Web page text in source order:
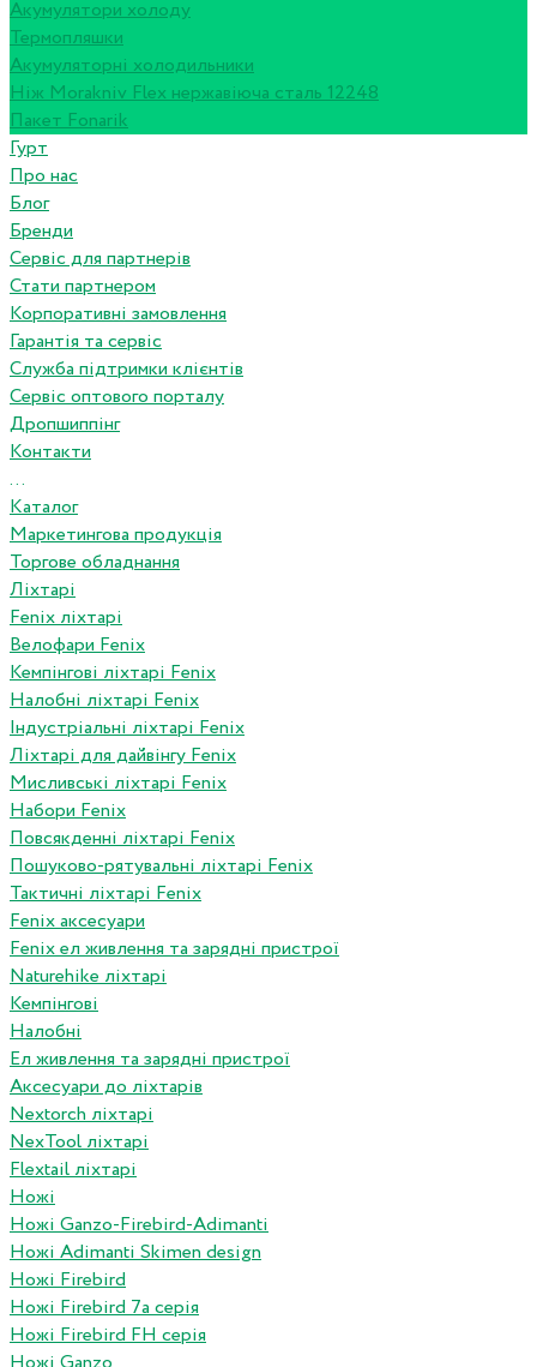
Акумулятори холоду
Термопляшки
Акумуляторні холодильники
Ніж Morakniv Flex нержавіюча сталь 12248
Пакет Fonarik
Гурт
Про нас
Блог
Бренди
Сервіс для партнерів
Стати партнером
Корпоративні замовлення
Гарантія та сервіс
Служба підтримки клієнтів
Сервіс оптового порталу
Дропшиппінг
Контакти
...
Каталог
Маркетингова продукція
Торгове обладнання
Ліхтарі
Fenix ліхтарі
Велофари Fenix
Кемпінгові ліхтарі Fenix
Налобні ліхтарі Fenix
Індустріальні ліхтарі Fenix
Ліхтарі для дайвінгу Fenix
Мисливські ліхтарі Fenix
Набори Fenix
Повсякденні ліхтарі Fenix
Пошуково-рятувальні ліхтарі Fenix
Тактичні ліхтарі Fenix
Fenix аксесуари
Fenix ел живлення та зарядні пристрої
Naturehike ліхтарі
Кемпінгові
Налобні
Ел живлення та зарядні пристрої
Аксесуари до ліхтарів
Nextorch ліхтарі
NexTool ліхтарі
Flextail ліхтарі
Ножі
Ножі Ganzo-Firebird-Adimanti
Ножі Adimanti Skimen design
Ножі Firebird
Ножі Firebird 7а серія
Ножі Firebird FH серія